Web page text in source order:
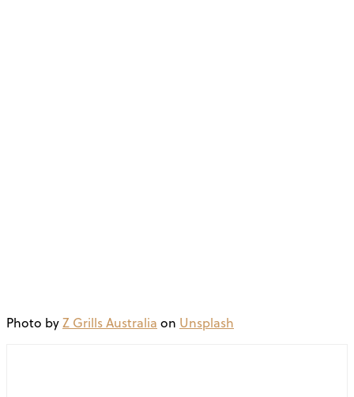
Photo byZ Grills Australia on Unsplash